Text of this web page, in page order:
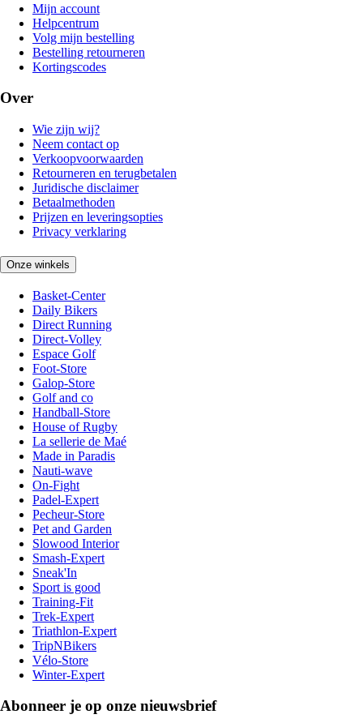
Mijn account
Helpcentrum
Volg mijn bestelling
Bestelling retourneren
Kortingscodes
Over
Wie zijn wij?
Neem contact op
Verkoopvoorwaarden
Retourneren en terugbetalen
Juridische disclaimer
Betaalmethoden
Prijzen en leveringsopties
Privacy verklaring
Onze winkels
Basket-Center
Daily Bikers
Direct Running
Direct-Volley
Espace Golf
Foot-Store
Galop-Store
Golf and co
Handball-Store
House of Rugby
La sellerie de Maé
Made in Paradis
Nauti-wave
On-Fight
Padel-Expert
Pecheur-Store
Pet and Garden
Slowood Interior
Smash-Expert
Sneak'In
Sport is good
Training-Fit
Trek-Expert
Triathlon-Expert
TripNBikers
Vélo-Store
Winter-Expert
Abonneer je op onze nieuwsbrief